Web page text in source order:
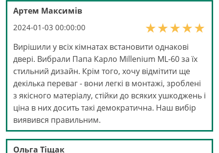
Артем Максимів
2024-01-03 00:00:00
Вирішили у всіх кімнатах встановити однакові
двері. Вибрали Папа Карло Millenium ML-60 за їх
стильний дизайн. Крім того, хочу відмітити ще
декілька переваг - вони легкі в монтажі, зроблені
з якісного матеріалу, стійки до всяких ушкоджень і
ціна в них досить такі демократична. Наш вибір
виявився правильним.
Ольга Тіщак